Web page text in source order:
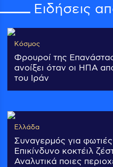
Ειδήσεις
Κόσμος
Φρουροί της
ανοίξει όταν οι ΗΠΑ
του Ιράν
Ελλάδα
Συναγερμός για
Επικίνδυνο κοκτέιλ
Αναλυτικά ποιες